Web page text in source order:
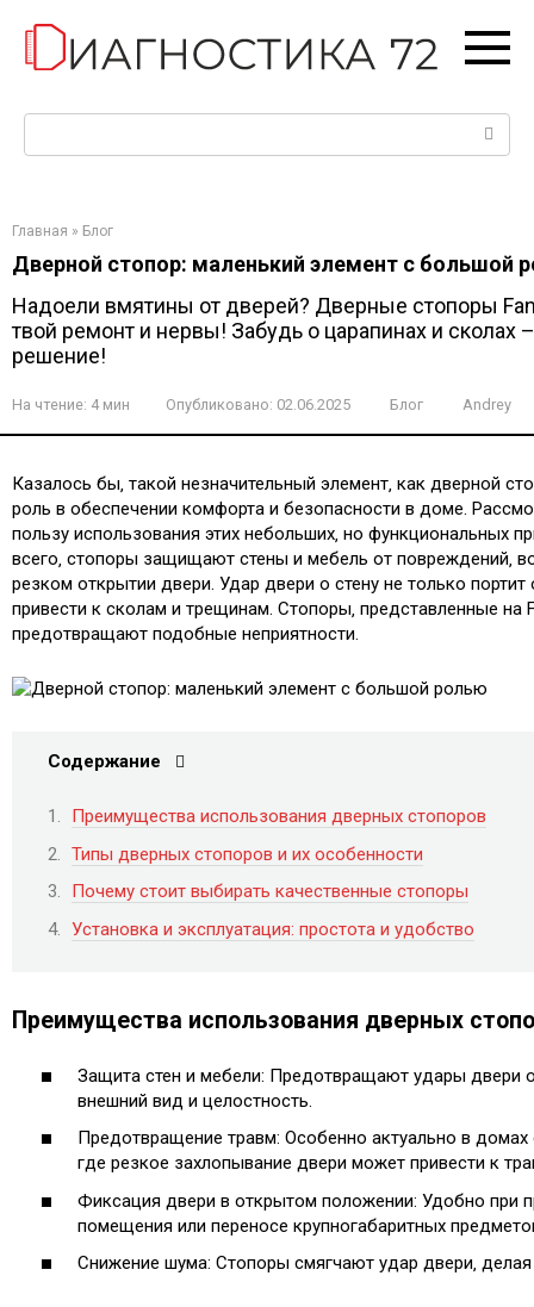
контенту
Главная » Блог
Дверной стопор: маленький элемент с большой
Надоели вмятины от дверей? Дверные стопоры
твой ремонт и нервы! Забудь о царапинах и сколах
решение!
На чтение: 4 мин Опубликовано: 02.06.2025 Блог Andrey
Казалось бы‚ такой незначительный элемент‚ как дверной
роль в обеспечении комфорта и безопасности в доме.
пользу использования этих небольших‚ но функциональных
всего‚ стопоры защищают стены и мебель от повреждений‚
резком открытии двери. Удар двери о стену не только портит
привести к сколам и трещинам. Стопоры‚ представленные на
предотвращают подобные неприятности.
Содержание
Преимущества использования дверных стопоров
Типы дверных стопоров и их особенности
Почему стоит выбирать качественные стопоры
Установка и эксплуатация: простота и удобство
Преимущества использования дверных
Защита стен и мебели: Предотвращают удары двери о
внешний вид и целостность.
Предотвращение травм: Особенно актуально в домах
где резкое захлопывание двери может привести к
Фиксация двери в открытом положении: Удобно при
помещения или переносе крупногабаритных
Снижение шума: Стопоры смягчают удар двери‚